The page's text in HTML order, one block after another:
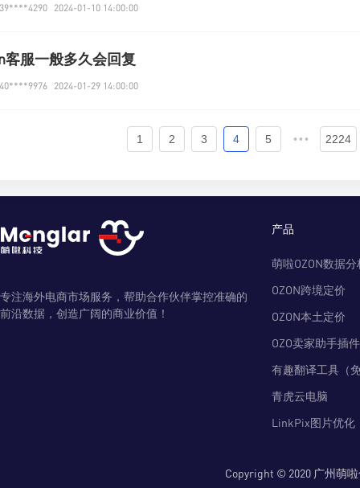
2024-01-10 14:00:00
客服一般多久会回复
2024-01-29 14:00:00
1 2 3 4 5 ••• 2224
专注海外电商市场服务，帮助合作伙伴掌控准确的
前沿数据，创造广阔的商业价值！
产品
萌啦OZON数据分
OZON跨境定价
OZON本土定价
OZO卖家助手插件
有趣翻译工具（
青虎云电脑
LinkPix图片优化
Copyright © 2020 广州萌